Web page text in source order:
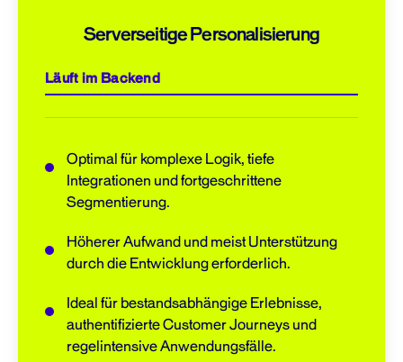
Serverseitige Personalisierung
Läuft im Backend
Optimal für komplexe Logik, tiefe
Integrationen und fortgeschrittene
Segmentierung.
Höherer Aufwand und meist Unterstützung
durch die Entwicklung erforderlich.
Ideal für bestandsabhängige Erlebnisse,
authentifizierte Customer Journeys und
regelintensive Anwendungsfälle.